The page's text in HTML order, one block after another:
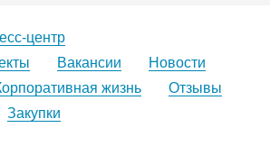
центр
Вакансии
Новости
жизнь
Отзывы
Закупки